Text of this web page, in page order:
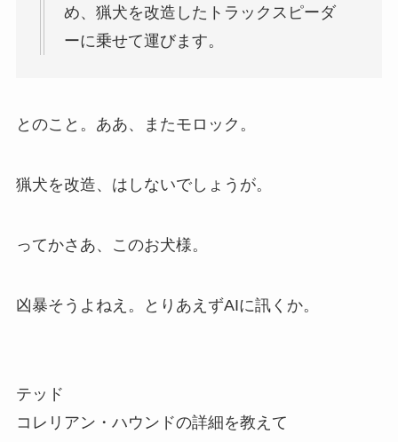
め、猟犬を改造したトラックスピーダ
ーに乗せて運びます。
とのこと。ああ、またモロック。
猟犬を改造、はしないでしょうが。
ってかさあ、このお犬様。
凶暴そうよねえ。とりあえずAIに訊くか。
テッド
コレリアン・ハウンドの詳細を教えて